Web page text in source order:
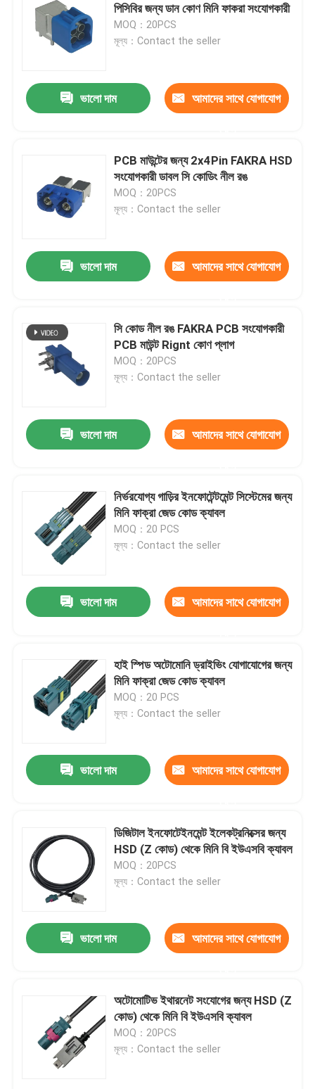
পণ্য
পিসিবির জন্য ডান কোণ মিনি ফাকরা সংযোগকারী
MOQ：20PCS
মূল্য：Contact the seller
ভালো দাম আমাদের সাথে যোগাযোগ
PCB মাউন্টের জন্য 2x4Pin FAKRA HSD
সংযোগকারী ডাবল সি কোডিং নীল রঙ
MOQ：20PCS
মূল্য：Contact the seller
ভালো দাম আমাদের সাথে যোগাযোগ
সি কোড নীল রঙ FAKRA PCB সংযোগকারী
PCB মাউন্ট Rignt কোণ প্লাগ
MOQ：20PCS
মূল্য：Contact the seller
ভালো দাম আমাদের সাথে যোগাযোগ
নির্ভরযোগ্য গাড়ির ইনফোটেন্টমেন্ট সিস্টেমের জন্য
মিনি ফাক্রা জেড কোড ক্যাবল
MOQ：20 PCS
মূল্য：Contact the seller
ভালো দাম আমাদের সাথে যোগাযোগ
হাই স্পিড অটোমোনি ড্রাইভিং যোগাযোগের জন্য
মিনি ফাক্রা জেড কোড ক্যাবল
MOQ：20 PCS
মূল্য：Contact the seller
ভালো দাম আমাদের সাথে যোগাযোগ
ডিজিটাল ইনফোটেইনমেন্ট ইলেকট্রনিক্সের জন্য
HSD (Z কোড) থেকে মিনি বি ইউএসবি ক্যাবল
MOQ：20PCS
মূল্য：Contact the seller
ভালো দাম আমাদের সাথে যোগাযোগ
অটোমোটিভ ইথারনেট সংযোগের জন্য HSD (Z
কোড) থেকে মিনি বি ইউএসবি ক্যাবল
MOQ：20PCS
মূল্য：Contact the seller